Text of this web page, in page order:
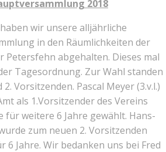
2018
wir unsere alljährliche
in den Räumlichkeiten der
Petersfehn abgehalten. Dieses mal
Tagesordnung. Zur Wahl standen
Vorsitzenden. Pascal Meyer (3.v.l.)
als 1.Vorsitzender des Vereins
für weitere 6 Jahre gewählt. Hans-
zum neuen 2. Vorsitzenden
6 Jahre. Wir bedanken uns bei Fred